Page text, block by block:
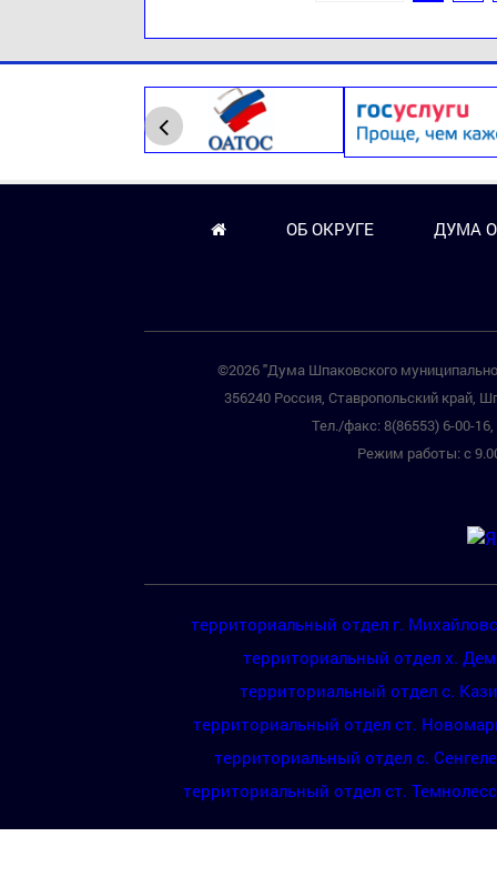
ОБ ОКРУГЕ ДУМА
©2026 "Дума Шпаковского
356240 Россия, Ставропольский край,
Тел./факс: 8(86553) 6-00-
Режим работы: с
территориальный отдел г.
территориальный отдел х.
территориальный отдел с.
территориальный отдел ст.
территориальный отдел с.
территориальный отдел ст.